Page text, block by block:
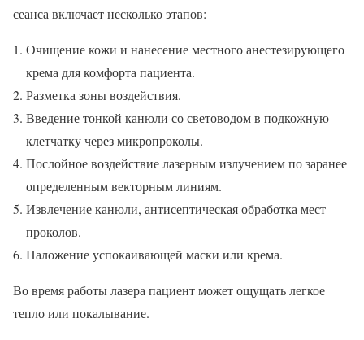
сеанса включает несколько этапов:
Очищение кожи и нанесение местного анестезирующего
крема для комфорта пациента.
Разметка зоны воздействия.
Введение тонкой канюли со световодом в подкожную
клетчатку через микропроколы.
Послойное воздействие лазерным излучением по заранее
определенным векторным линиям.
Извлечение канюли, антисептическая обработка мест
проколов.
Наложение успокаивающей маски или крема.
Во время работы лазера пациент может ощущать легкое
тепло или покалывание.